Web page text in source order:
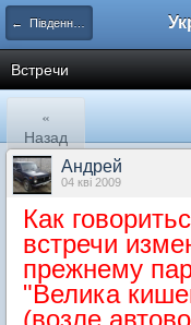
← Південний регіон
Встречи
«
Назад
Андрей
04 кві 2009
Как
встречи
прежнему
"Велика
(возле